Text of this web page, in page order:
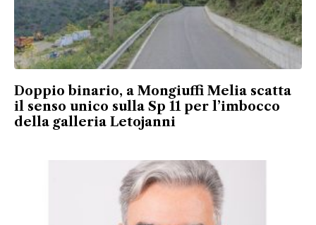
Doppio binario, a Mongiuffi Melia scatta
il senso unico sulla Sp 11 per l’imbocco
della galleria Letojanni